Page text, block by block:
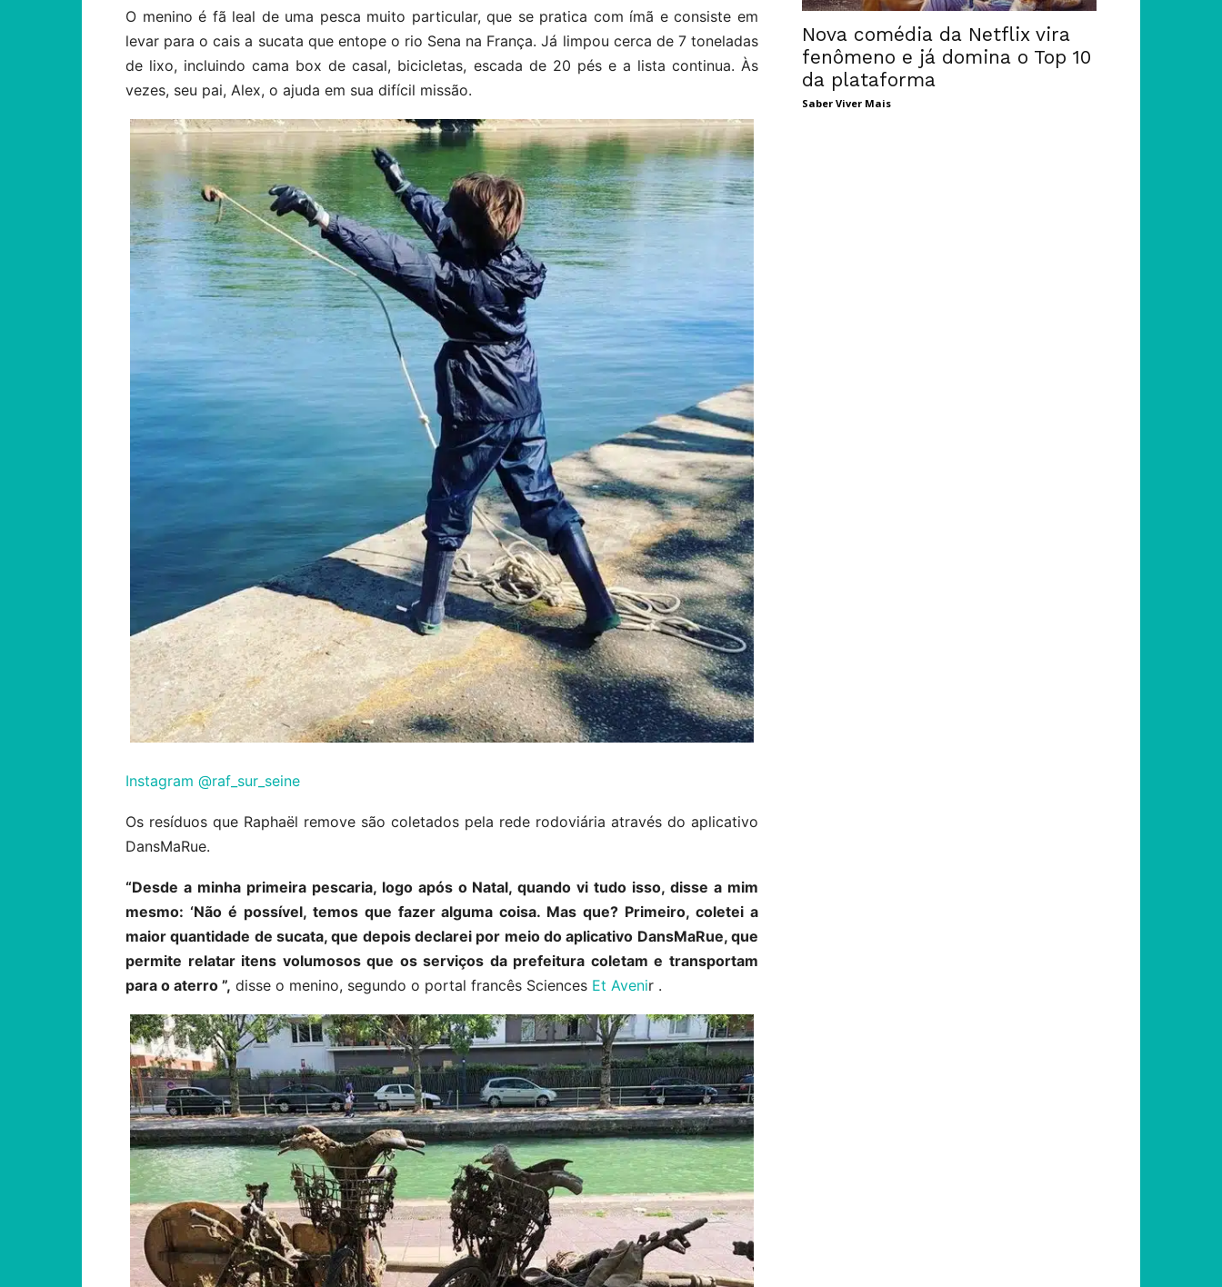
O menino é fã leal de uma pesca muito particular, que se pratica com ímã e consiste em
levar para o cais a sucata que entope o rio Sena na França. Já limpou cerca de 7 toneladas
de lixo, incluindo cama box de casal, bicicletas, escada de 20 pés e a lista continua. Às
vezes, seu pai, Alex, o ajuda em sua difícil missão.
Instagram @raf_sur_seine
Os resíduos que Raphaël remove são coletados pela rede rodoviária através do aplicativo
DansMaRue.
“Desde a minha primeira pescaria, logo após o Natal, quando vi tudo isso, disse a mim
mesmo: ‘Não é possível, temos que fazer alguma coisa. Mas que? Primeiro, coletei a
maior quantidade de sucata, que depois declarei por meio do aplicativo DansMaRue, que
permite relatar itens volumosos que os serviços da prefeitura coletam e transportam
para o aterro ”, disse o menino, segundo o portal francês Sciences Et Avenir .
Nova comédia da Netflix vira
fenômeno e já domina o Top 10
da plataforma
Saber Viver Mais